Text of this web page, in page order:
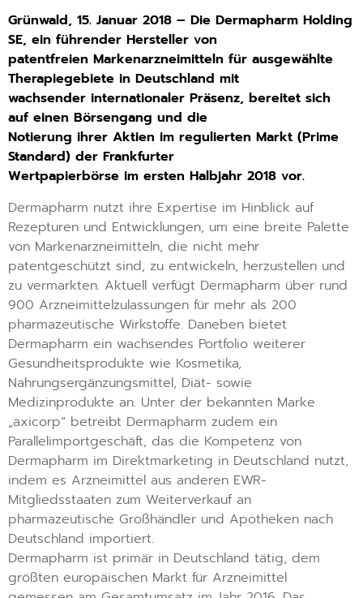
Grünwald, 15. Januar 2018 – Die Dermapharm Holding
SE, ein führender Hersteller von
patentfreien Markenarzneimitteln für ausgewählte
Therapiegebiete in Deutschland mit
wachsender internationaler Präsenz, bereitet sich
auf einen Börsengang und die
Notierung ihrer Aktien im regulierten Markt (Prime
Standard) der Frankfurter
Wertpapierbörse im ersten Halbjahr 2018 vor.
Dermapharm nutzt ihre Expertise im Hinblick auf
Rezepturen und Entwicklungen, um eine breite Palette
von Markenarzneimitteln, die nicht mehr
patentgeschützt sind, zu entwickeln, herzustellen und
zu vermarkten. Aktuell verfügt Dermapharm über rund
900 Arzneimittelzulassungen für mehr als 200
pharmazeutische Wirkstoffe. Daneben bietet
Dermapharm ein wachsendes Portfolio weiterer
Gesundheitsprodukte wie Kosmetika,
Nahrungsergänzungsmittel, Diät- sowie
Medizinprodukte an. Unter der bekannten Marke
„axicorp“ betreibt Dermapharm zudem ein
Parallelimportgeschäft, das die Kompetenz von
Dermapharm im Direktmarketing in Deutschland nutzt,
indem es Arzneimittel aus anderen EWR-
Mitgliedsstaaten zum Weiterverkauf an
pharmazeutische Großhändler und Apotheken nach
Deutschland importiert.
Dermapharm ist primär in Deutschland tätig, dem
größten europäischen Markt für Arzneimittel